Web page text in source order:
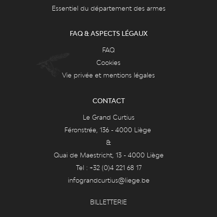
Essentiel du département des armes
FAQ & ASPECTS LÉGAUX
FAQ
Cookies
Vie privée et mentions légales
CONTACT
Le Grand Curtius
Féronstrée, 136 - 4000 Liège
&
Quai de Maestricht, 13 - 4000 Liège
Tel : +32 (0)4 221 68 17
infograndcurtius@liege.be
BILLETTERIE